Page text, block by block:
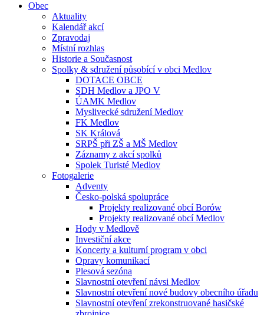
Obec
Aktuality
Kalendář akcí
Zpravodaj
Místní rozhlas
Historie a Současnost
Spolky & sdružení působící v obci Medlov
DOTACE OBCE
SDH Medlov a JPO V
ÚAMK Medlov
Myslivecké sdružení Medlov
FK Medlov
SK Králová
SRPŠ při ZŠ a MŠ Medlov
Záznamy z akcí spolků
Spolek Turisté Medlov
Fotogalerie
Adventy
Česko-polská spolupráce
Projekty realizované obcí Borów
Projekty realizované obcí Medlov
Hody v Medlově
Investiční akce
Koncerty a kulturní program v obci
Opravy komunikací
Plesová sezóna
Slavnostní otevření návsi Medlov
Slavnostní otevření nové budovy obecního úřadu
Slavnostní otevření zrekonstruované hasičské